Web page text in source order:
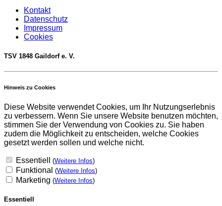
Kontakt
Datenschutz
Impressum
Cookies
TSV 1848 Gaildorf e. V.
Hinweis zu Cookies
Diese Website verwendet Cookies, um Ihr Nutzungserlebnis
zu verbessern. Wenn Sie unsere Website benutzen möchten,
stimmen Sie der Verwendung von Cookies zu. Sie haben
zudem die Möglichkeit zu entscheiden, welche Cookies
gesetzt werden sollen und welche nicht.
Essentiell (Weitere Infos)
Funktional (Weitere Infos)
Marketing (Weitere Infos)
Essentiell